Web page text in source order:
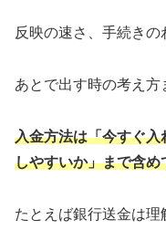
反映の速さ、手続きの
あとで出す時の考え方
入金方法は「今すぐ
しやすいか」まで含
たとえば銀行送金は理